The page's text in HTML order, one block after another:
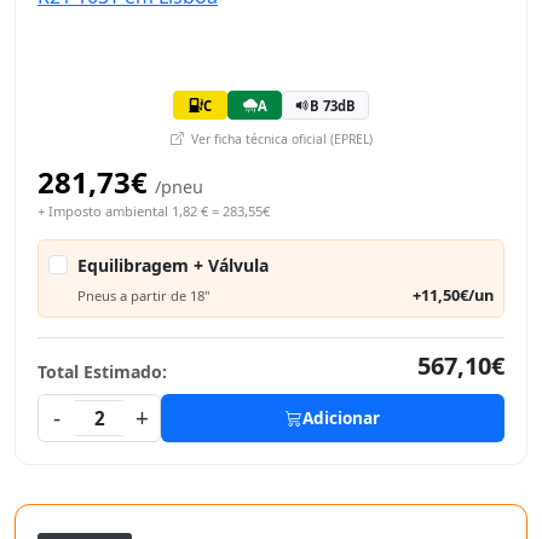
C A B 73dB
Ver ficha técnica oficial (EPREL)
281,73€ /pneu
+ Imposto ambiental 1,82 € = 283,55€
Equilibragem + Válvula
Pneus a partir de 18" +11,50€/un
Total Estimado:
567,10€
-
2 + Adicionar